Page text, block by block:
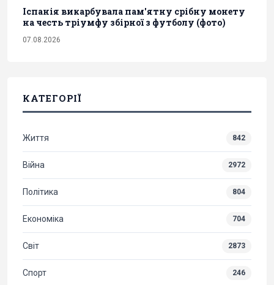
Іспанія викарбувала пам'ятну срібну монету
на честь тріумфу збірної з футболу (фото)
07.08.2026
КАТЕГОРІЇ
Життя 842
Війна 2972
Політика 804
Економіка 704
Світ 2873
Спорт 246